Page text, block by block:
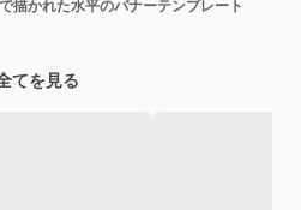
描かれた水平のバナーテンプレート
てを見る